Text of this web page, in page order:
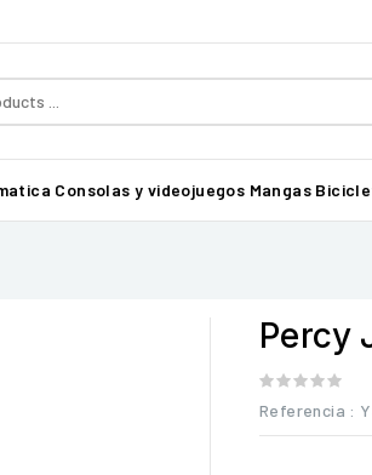
Consolas y videojuegos Mangas
Percy
Referencia :